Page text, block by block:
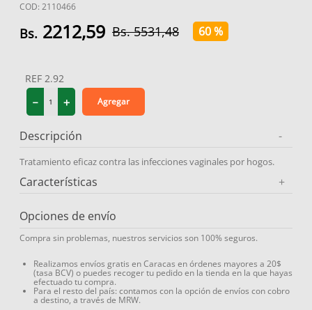
COD: 2110466
2212,59 5531,48 60 %
REF 2.92
＋
－ Agregar
Descripción -
Tratamiento eficaz contra las infecciones vaginales por hogos.
Características +
Opciones de envío
Compra sin problemas, nuestros servicios son 100% seguros.
Realizamos envíos gratis en Caracas en órdenes mayores a 20$
(tasa BCV) o puedes recoger tu pedido en la tienda en la que hayas
efectuado tu compra.
Para el resto del país: contamos con la opción de envíos con cobro
a destino, a través de MRW.
5.
vitamina
6.
linezolid
.
miovit
protector solar
10. medias compresión